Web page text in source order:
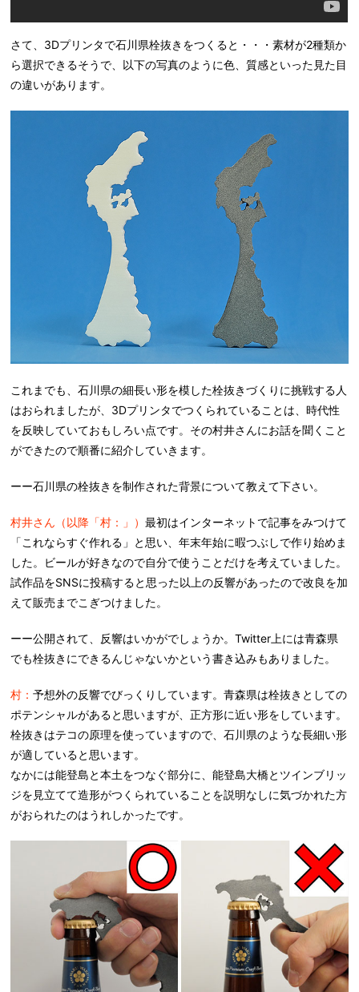
さて、3Dプリンタで石川県栓抜きをつくると・・・素材が2種類か
ら選択できるそうで、以下の写真のように色、質感といった見た目
の違いがあります。
これまでも、石川県の細長い形を模した栓抜きづくりに挑戦する人
はおられましたが、3Dプリンタでつくられていることは、時代性
を反映していておもしろい点です。その村井さんにお話を聞くこと
ができたので順番に紹介していきます。
ーー石川県の栓抜きを制作された背景について教えて下さい。
村井さん（以降「村：」）最初はインターネットで記事をみつけて
「これならすぐ作れる」と思い、年末年始に暇つぶしで作り始めま
した。ビールが好きなので自分で使うことだけを考えていました。
試作品をSNSに投稿すると思った以上の反響があったので改良を加
えて販売までこぎつけました。
ーー公開されて、反響はいかがでしょうか。Twitter上には青森県
でも栓抜きにできるんじゃないかという書き込みもありました。
村：予想外の反響でびっくりしています。青森県は栓抜きとしての
ポテンシャルがあると思いますが、正方形に近い形をしています。
栓抜きはテコの原理を使っていますので、石川県のような長細い形
が適していると思います。
なかには能登島と本土をつなぐ部分に、能登島大橋とツインブリッ
ジを見立てて造形がつくられていることを説明なしに気づかれた方
がおられたのはうれしかったです。